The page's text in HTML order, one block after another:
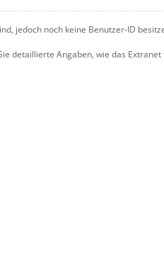
jedoch noch keine Benutzer-ID
detaillierte Angaben, wie das